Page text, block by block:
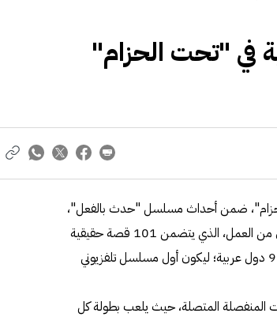
في "تحت الحزام"
الحزام"، ضمن أحداث مسلسل "حدث بالفعل"،
وانتهى صناع "حدث بالفعل" من تصوير مشاهد القصة الأولى من العمل، الذي يتضمن 101 قصة حقيقية
تتعلق أحداثه بالأمراض النفسية، وتم جمع تلك القصص من 9 دول عربية؛ ليكون أول مسلسل تلفزيوني
المنفصلة المتصلة، حيث يلعب بطولة كل